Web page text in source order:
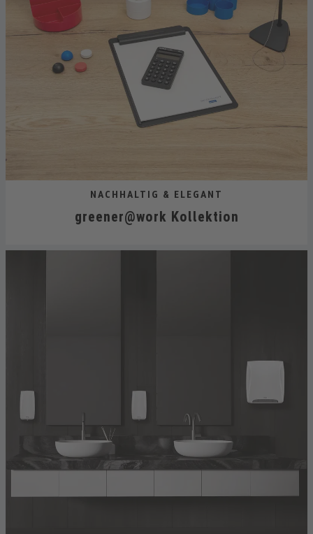
NACHHALTIG & ELEGANT
greener@work Kollektion